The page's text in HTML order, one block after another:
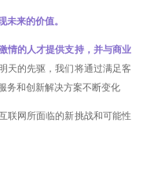
未来的价值。
情的人才提供支持，并与商业
天的先驱，我们将通过满足客
务和创新解决方案不断变化
联网所面临的新挑战和可能性